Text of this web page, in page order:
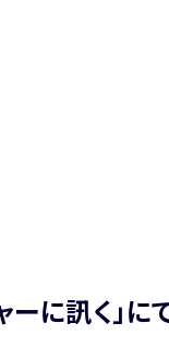
に訊く」に